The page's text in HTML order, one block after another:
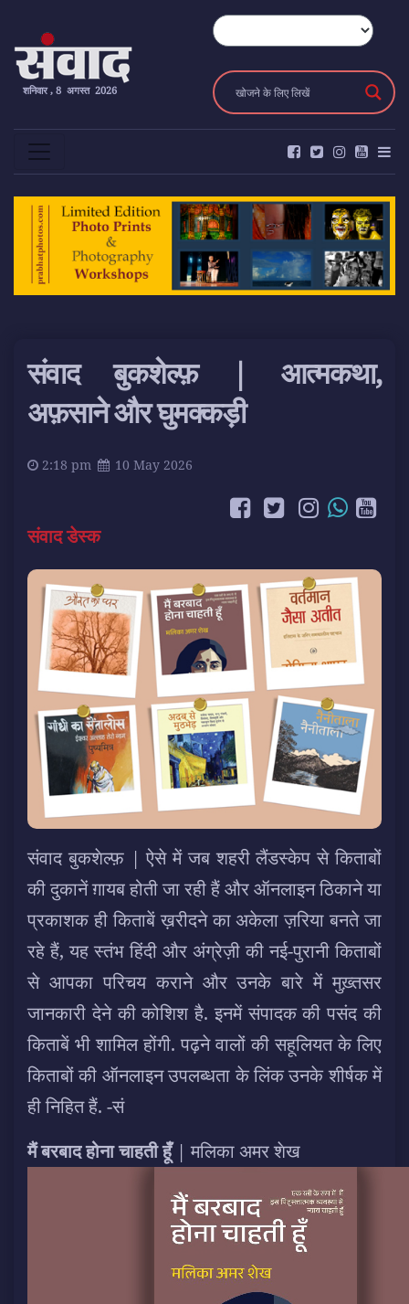
शनिवार , 8 अगस्त 2026
संवाद बुकशेल्फ़ | आत्मकथा,
अफ़साने और घुमक्कड़ी
2:18 pm 10 May 2026
संवाद डेस्क
संवाद बुकशेल्फ़ | ऐसे में जब शहरी लैंडस्केप से किताबों
की दुकानें ग़ायब होती जा रही हैं और ऑनलाइन ठिकाने या
प्रकाशक ही किताबें ख़रीदने का अकेला ज़रिया बनते जा
रहे हैं, यह स्तंभ हिंदी और अंग्रेज़ी की नई-पुरानी किताबों
से आपका परिचय कराने और उनके बारे में मुख़्तसर
जानकारी देने की कोशिश है. इनमें संपादक की पसंद की
किताबें भी शामिल होंगी. पढ़ने वालों की सहूलियत के लिए
किताबों की ऑनलाइन उपलब्धता के लिंक उनके शीर्षक में
ही निहित हैं. -सं
मैं बरबाद होना चाहती हूँ | मलिका अमर शेख